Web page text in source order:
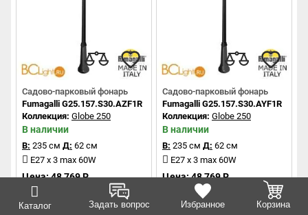
Каталог Задать вопрос Избранное Корзина
Садово-парковый фонарь
Fumagalli G25.157.S30.AZF1R
Коллекция: Globe 250
В наличии
В: 235 см Д: 62 см
E27 x 3 max 60W
Цена: 48 769 Р.
Купить
Садово-парковый фонарь
Fumagalli G25.157.S30.AYF1R
Коллекция: Globe 250
В наличии
В: 235 см Д: 62 см
E27 x 3 max 60W
Цена: 48 769 Р.
Купить